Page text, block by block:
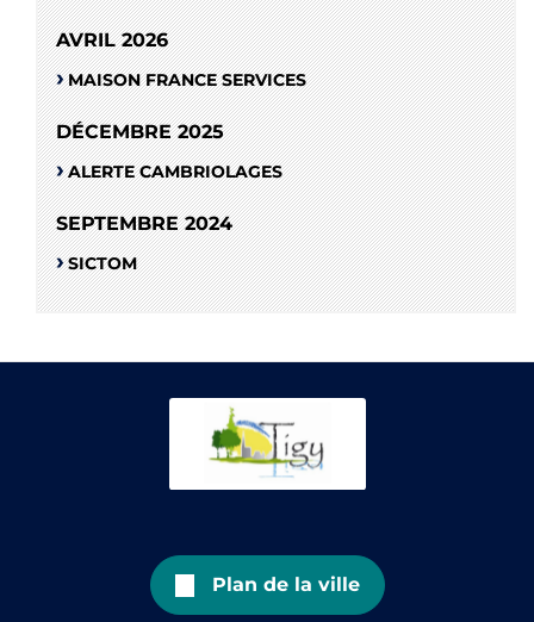
AVRIL 2026
MAISON FRANCE SERVICES
DÉCEMBRE 2025
ALERTE CAMBRIOLAGES
SEPTEMBRE 2024
SICTOM
Plan de la ville